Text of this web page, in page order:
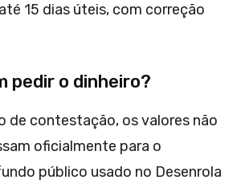
15 dias úteis, com correção
pedir o dinheiro?
de contestação, os valores não
oficialmente para o
público usado no Desenrola